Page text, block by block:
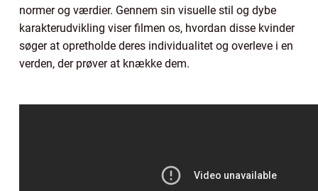
normer og værdier. Gennem sin visuelle stil og dybe
karakterudvikling viser filmen os, hvordan disse kvinder
søger at opretholde deres individualitet og overleve i en
verden, der prøver at knække dem.